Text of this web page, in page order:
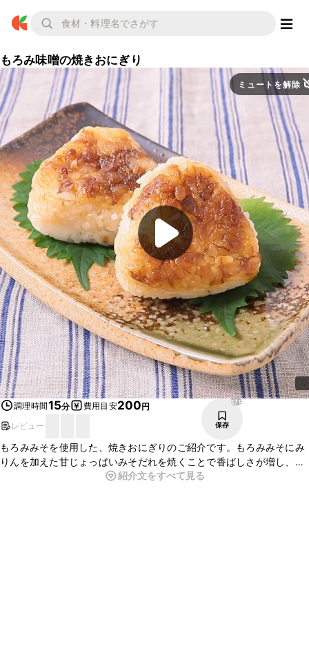
もろみ味噌の焼きおにぎり
ミュートを解除
調理時間15分 費用目安200円
レビュー
679
保存
もろみみそを使用した、焼きおにぎりのご紹介です。もろみみそにみ
りんを加えた甘じょっぱいみそだれを焼くことで香ばしさが増し、食
欲をそそります。簡単に作れるので、おやつや夜食にもおすすめです
紹介文をすべて見る